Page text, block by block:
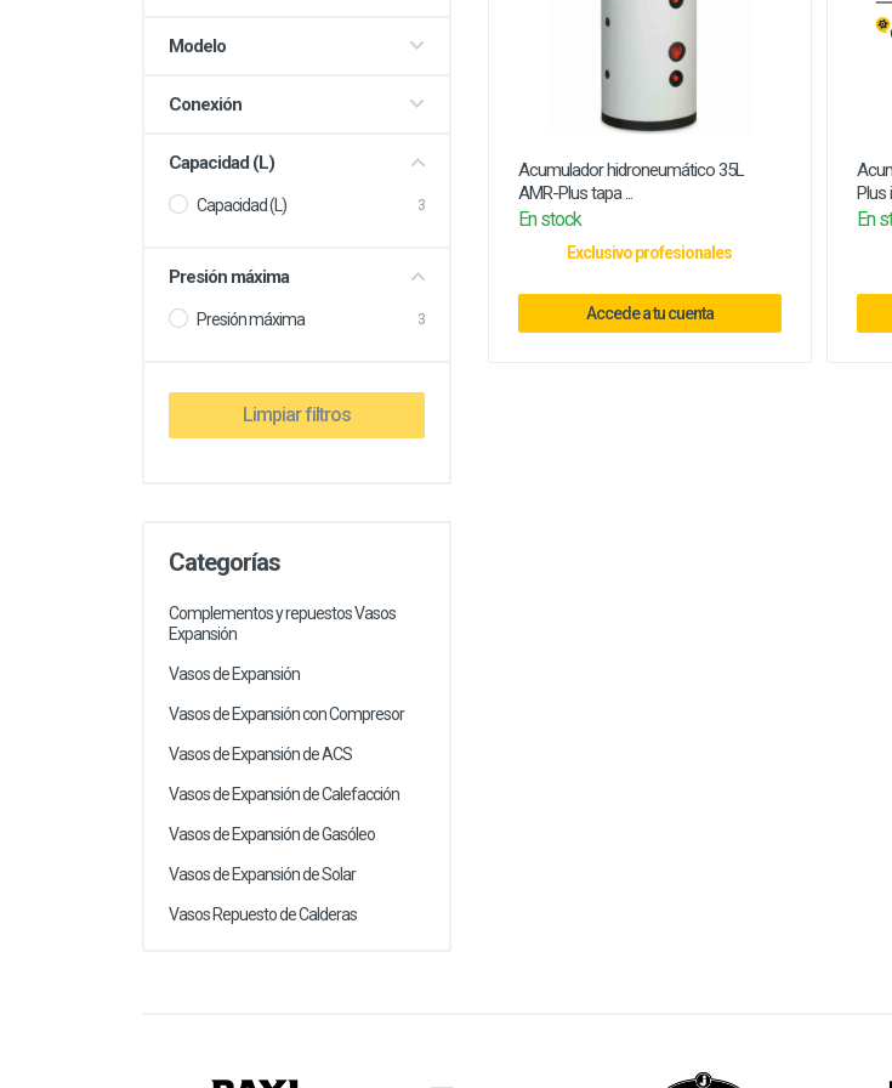
Modelo
Conexión
Capacidad (L)
Capacidad (L) 3
Presión máxima
Presión máxima 3
Limpiar filtros
Categorías
Complementos y repuestos Vasos
Expansión
Vasos de Expansión
Vasos de Expansión con Compresor
Vasos de Expansión de ACS
Vasos de Expansión de Calefacción
Vasos de Expansión de Gasóleo
Vasos de Expansión de Solar
Vasos Repuesto de Calderas
Acumulador hidroneumático 35L
AMR-Plus tapa ...
En stock
Exclusivo profesionales
Accede a tu cuenta
Plus
En